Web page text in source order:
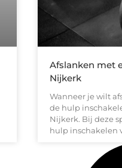
Afslanken met
Nijkerk
Wanneer je wilt
de hulp
Nijkerk. Bij deze
hulp inschakelen